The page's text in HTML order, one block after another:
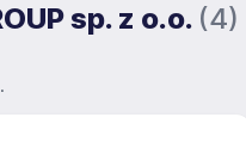
sp. z o.o. (4)